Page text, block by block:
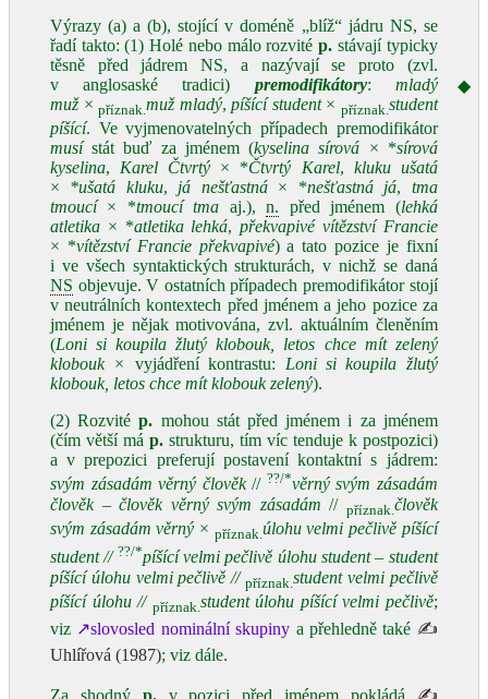
Výrazy (a) a (b), stojící v doméně „blíž“ jádru NS, se
řadí takto: (1) Holé nebo málo rozvitép. stávají typicky
těsně před jádrem NS, a nazývají se proto (zvl.
v anglosaské tradici) premodifikátory: mladý
muž×příznak.muž mladý,píšící student× příznak.student
píšící. Ve vyjmenovatelných případech premodifikátor
musístát buď za jménem (kyselina sírová × *sírová
kyselina,Karel Čtvrtý × *Čtvrtý Karel, kluku ušatá
× *ušatá kluku, já nešťastná× *nešťastná já, tma
tmoucí× *tmoucí tma aj.),n. před jménem (lehká
atletika × *atletika lehká,překvapivé vítězství Francie
× *vítězství Francie překvapivé) a tato pozice je fixní
i ve všech syntaktických strukturách, v nichž se daná
NS objevuje. V ostatních případech premodifikátor stojí
v neutrálních kontextech před jménem a jeho pozice za
jménem je nějak motivována, zvl. aktuálním členěním
(Loni si koupila žlutý klobouk, letos chce mít zelený
klobouk ×
vyjádření kontrastu: Loni si koupila žlutý
klobouk, letos chce mít klobouk zelený).
(2) Rozvitép. mohou stát před jménem i za jménem
(čím větší má p.strukturu, tím víc tenduje k postpozici)
a v prepozici preferují postavení kontaktní s jádrem:
svým zásadám věrný člověk// ??/*věrný svým zásadám
člověk–člověk věrný svým zásadám // příznak. člověk
svým zásadám věrný × příznak.úlohu velmi pečlivě píšící
student // ??/*píšící velmi pečlivě úlohu student– student
píšící úlohu velmi pečlivě // příznak.student velmi pečlivě
píšící úlohu // příznak. student úlohu píšící velmi pečlivě;
viz ↗slovosled nominální skupiny a přehledně také ✍
Uhlířová (1987); viz dále.
Za shodný p. v pozici před jménem pokládá ✍
◆